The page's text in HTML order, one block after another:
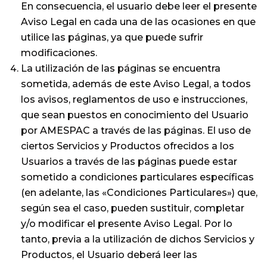
En consecuencia, el usuario debe leer el presente
Aviso Legal en cada una de las ocasiones en que
utilice las páginas, ya que puede sufrir
modificaciones.
La utilización de las páginas se encuentra
sometida, además de este Aviso Legal, a todos
los avisos, reglamentos de uso e instrucciones,
que sean puestos en conocimiento del Usuario
por AMESPAC a través de las páginas. El uso de
ciertos Servicios y Productos ofrecidos a los
Usuarios a través de las páginas puede estar
sometido a condiciones particulares específicas
(en adelante, las «Condiciones Particulares») que,
según sea el caso, pueden sustituir, completar
y/o modificar el presente Aviso Legal. Por lo
tanto, previa a la utilización de dichos Servicios y
Productos, el Usuario deberá leer las